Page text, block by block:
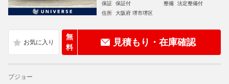
保証
保証付 整備
法定整備付
住所
大阪府 堺市堺区
無
料
見積もり・在庫確認
プジョー